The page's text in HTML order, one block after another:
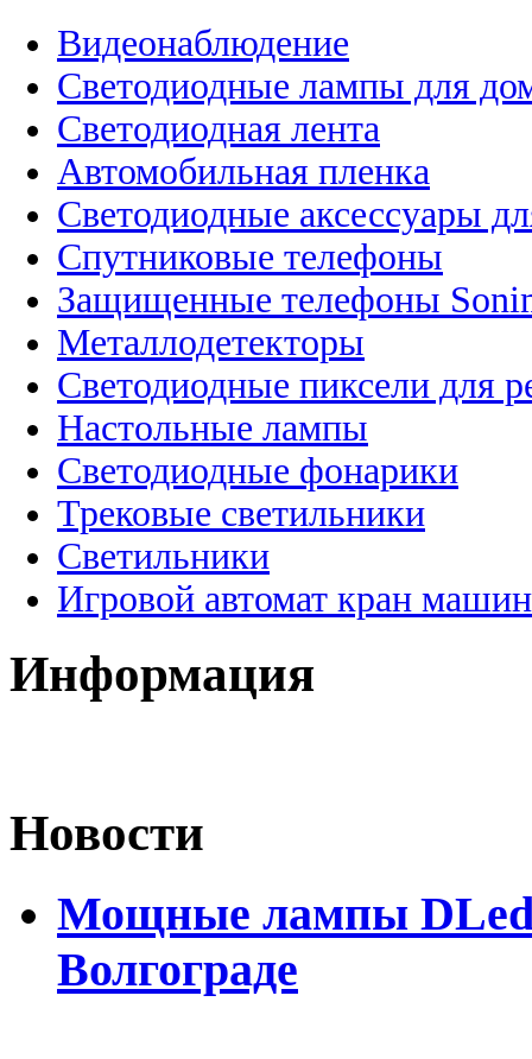
Видеонаблюдение
Светодиодные лампы для
Светодиодная лента
Автомобильная пленка
Светодиодные аксессуары
Спутниковые телефоны
Защищенные телефоны
Металлодетекторы
Светодиодные пиксели для
Настольные лампы
Светодиодные фонарики
Трековые светильники
Светильники
Игровой автомат кран
Информация
Новости
Мощные лампы DLed
Волгограде